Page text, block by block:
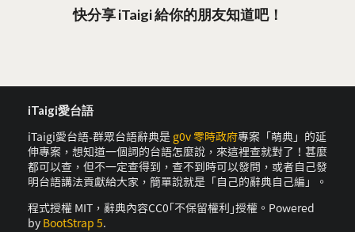
快分享 iTaigi 給你的朋友知道吧！
iTaigi愛台語
iTaigi愛台語-群眾台語辭典是 g0v 零時政府專案「萌典」的延
伸專案，想知道一個詞的台語怎麼說，來這裡查就對了！甚麼
都可以查，但不一定查得到，查不到時可以發問，或者自己發
明台語講法貢獻給大家，簡單說就是「自己的辭典自己編」。
程式授權 MIT，辭典內容CC0｢不保留權利｣授權。Powered
by BootStrap 5.